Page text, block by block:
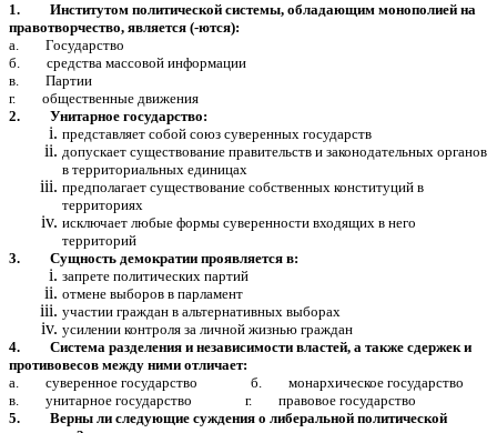
1. Институтом политической системы, обладающим монополией на
правотворчество, является (-ются):
а. Государство
б. средства массовой информации
в. Партии
г. общественные движения
2. Унитарное государство:
представляет собой союз суверенных государств
допускает существование правительств и законодательных органов
в территориальных единицах
предполагает существование собственных конституций в
территориях
исключает любые формы суверенности входящих в него
территорий
3. Сущность демократии проявляется в:
запрете политических партий
отмене выборов в парламент
участии граждан в альтернативных выборах
усилении контроля за личной жизнью граждан
4. Система разделения и независимости властей, а также сдержек и
противовесов между ними отличает:
а. суверенное государство б. монархическое государство
в. унитарное государство г. правовое государство
5. Верны ли следующие суждения о либеральной политической